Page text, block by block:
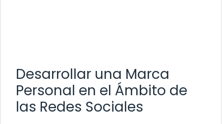
Desarrollar una Marca
Personal en el Ámbito de
las Redes Sociales